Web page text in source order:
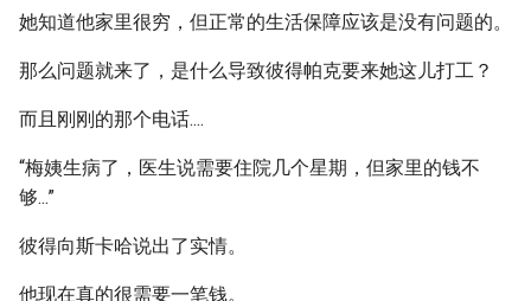
她知道他家里很穷，但正常的生活保障应该是没有问题的。
那么问题就来了，是什么导致彼得帕克要来她这儿打工？
而且刚刚的那个电话....
“梅姨生病了，医生说需要住院几个星期，但家里的钱不
够...”
彼得向斯卡哈说出了实情。
他现在真的很需要一笔钱。